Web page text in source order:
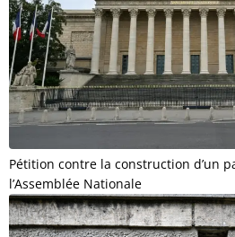
Pétition contre la construction d’un
l’Assemblée Nationale